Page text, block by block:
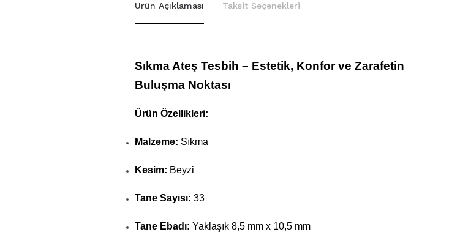
Ürün Açıklaması Taksit Seçenekleri
Sıkma Ateş Tesbih – Estetik, Konfor ve Zarafetin
Buluşma Noktası
Ürün Özellikleri:
Malzeme: Sıkma
Kesim: Beyzi
Tane Sayısı: 33
Tane Ebadı: Yaklaşık 8,5 mm x 10,5 mm